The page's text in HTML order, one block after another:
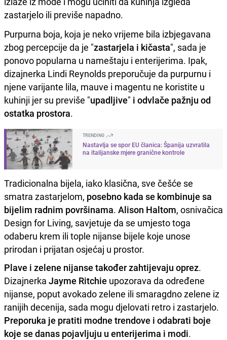
zastarjelo ili previše napadno.
Purpurna boja, koja je neko vrijeme bila izbjegavana
zbog percepcije da je "zastarjela i kičasta", sada je
ponovo popularna u nameštaju i enterijerima. Ipak,
dizajnerka Lindi Reynolds preporučuje da purpurnu i
njene varijante lila, mauve i magentu ne koristite u
kuhinji jer su previše "upadljive" i odvlače pažnju od
ostatka prostora.
TRENDING
Nastavlja se spor EU članica: Španija uzvratila
na italijanske mjere granične kontrole
Tradicionalna bijela, iako klasična, sve češće se
smatra zastarjelom, posebno kada se kombinuje sa
bijelim radnim površinama. Alison Haltom, osnivačica
Design for Living, savjetuje da se umjesto toga
odaberu krem ili tople nijanse bijele koje unose
prirodan i prijatan osjećaj u prostor.
Plave i zelene nijanse također zahtijevaju oprez.
Dizajnerka Jayme Ritchie upozorava da određene
nijanse, poput avokado zelene ili smaragdno zelene iz
ranijih decenija, sada mogu djelovati retro i zastarjelo.
Preporuka je pratiti modne trendove i odabrati boje
koje se danas pojavljuju u enterijerima i modi.